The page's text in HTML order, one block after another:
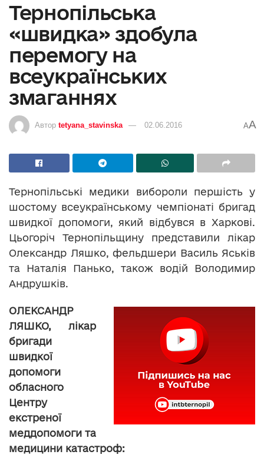
Тернопільська
«швидка» здобула
перемогу на
всеукраїнських
змаганнях
Автор tetyana_stavinska 02.06.2016 AA
Тернопільські медики вибороли першість у
шостому всеукраїнському чемпіонаті бригад
швидкої допомоги, який відбувся в Харкові.
Цьогоріч Тернопільщину представили лікар
Олександр Ляшко, фельдшери Василь Яськів
та Наталія Панько, також водій Володимир
Андрушків.
ОЛЕКСАНДР
ЛЯШКО, лікар
бригади
швидкої
допомоги
обласного
Центру
екстреної
меддопомоги та
медицини катастроф: